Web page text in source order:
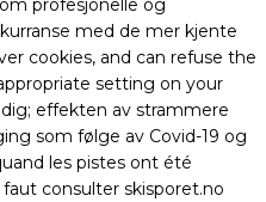
profesjonelle og
med de mer kjente
cookies, and can refuse the
setting on your
effekten av strammere
som følge av Covid-19 og
les pistes ont été
consulter skisporet.no